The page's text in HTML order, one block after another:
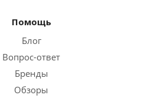
Помощь
Блог
Вопрос-ответ
Бренды
Обзоры